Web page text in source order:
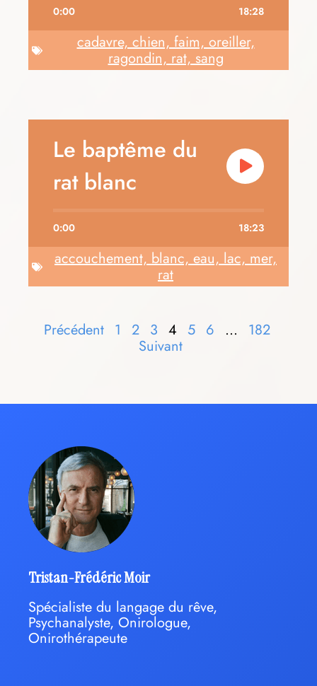
0:00 18:28
cadavre, chien, faim, oreiller,
ragondin, rat, sang
Le baptême du
rat blanc
0:00 18:23
accouchement, blanc, eau, lac, mer,
rat
Précédent 1 2 3 4 5 6 … 182
Suivant
Tristan-Frédéric Moir
Spécialiste du langage du rêve,
Psychanalyste, Onirologue,
Onirothérapeute